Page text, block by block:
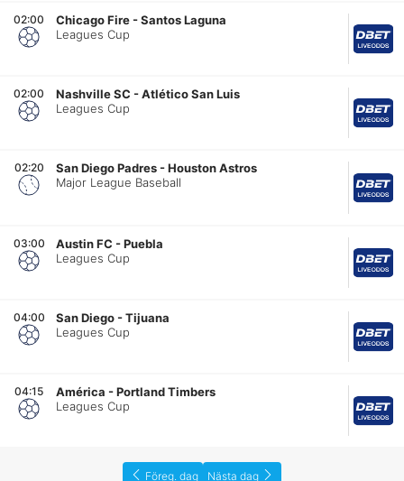
02:00 Chicago Fire -Santos Laguna
Leagues Cup
02:00 Nashville SC -Atlético San Luis
Leagues Cup
02:20 San Diego Padres -Houston Astros
Major League Baseball
03:00 Austin FC -Puebla
Leagues Cup
04:00 San Diego -Tijuana
Leagues Cup
04:15 América -Portland Timbers
Leagues Cup
Föreg. dag Nästa dag